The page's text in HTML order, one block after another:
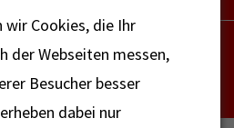
HÖRBEHINDERTE
112
Cookies, die Ihr
der Webseiten messen,
Besucher besser
dabei nur